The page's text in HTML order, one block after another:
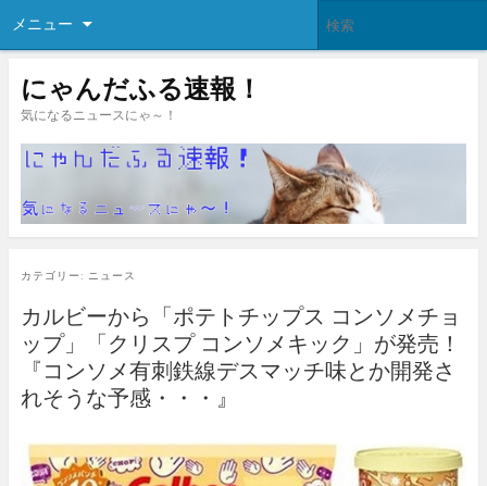
メニュー
にゃんだふる速報！
気になるニュースにゃ～！
カテゴリー: ニュース
カルビーから「ポテトチップス コンソメチョ
ップ」「クリスプ コンソメキック」が発売！
『コンソメ有刺鉄線デスマッチ味とか開発さ
れそうな予感・・・』